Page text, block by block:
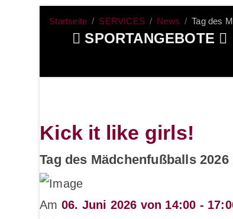
SPORTANGEBOTE
Startseite SERVICES News Tag des
Kick it like girls!
Tag des Mädchenfußballs
Am 06. Juni 2026 von 14:00 -